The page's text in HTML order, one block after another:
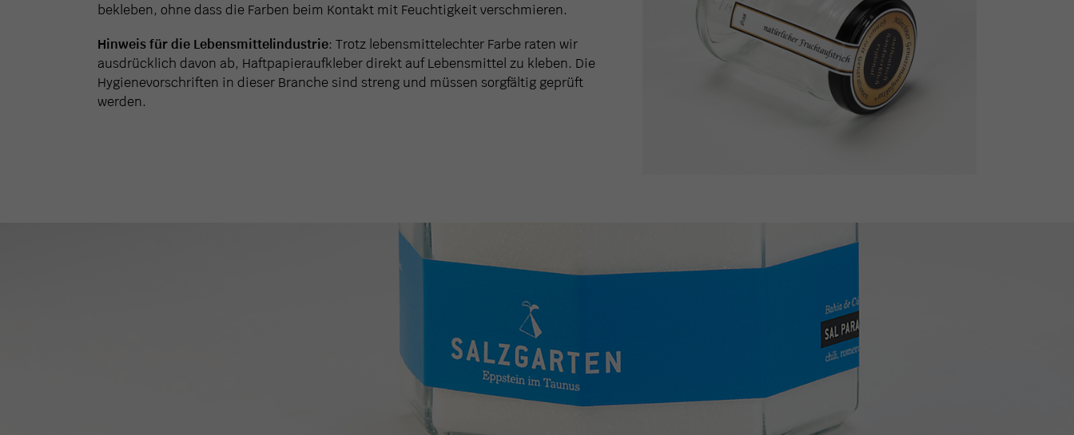
bekleben, ohne dass die Farben beim Kontakt mit Feuchtigkeit verschmieren.
Hinweis für die Lebensmittelindustrie: Trotz lebensmittelechter Farbe raten wir
ausdrücklich davon ab, Haftpapieraufkleber direkt auf Lebensmittel zu kleben. Die
Hygienevorschriften in dieser Branche sind streng und müssen sorgfältig geprüft
werden.